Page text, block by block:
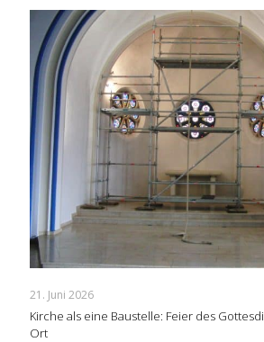
21. Juni 2026
Kirche als eine Baustelle: Feier des
Ort